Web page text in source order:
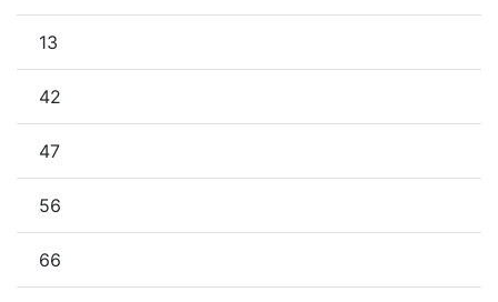
13
42
47
56
66